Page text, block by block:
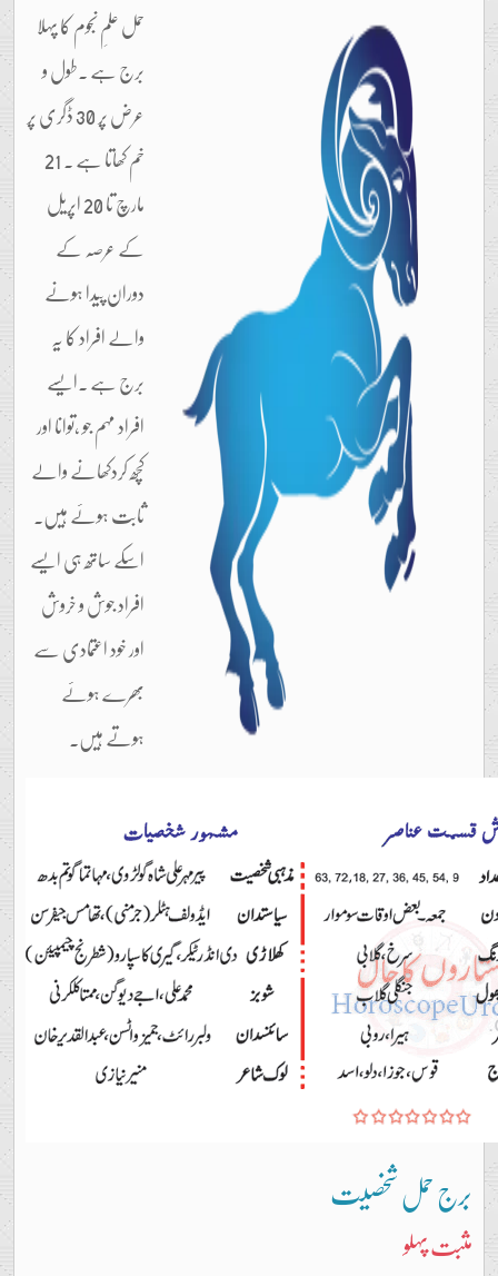
حمل علمِ نجوم کا پہلا
برج ہے ۔طول و
عرض پر 30 ڈگری پر
خم کھاتا ہے ۔ 21
مارچ تا 20 اپریل
کے عرصہ کے
دوران پیدا ہونے
والے افراد کا یہ
برج ہے ۔ایسے
افراد مہم جو ،توانا اور
کچھ کردکھانے والے
ثابت ہوئے ہیں۔
اسکے ساتھ ہی ایسے
افراد جوش و خروش
اور خود اعتمادی سے
بھرے ہوئے
ہوتے ہیں۔
برج حمل شخصیت
مثبت پہلو